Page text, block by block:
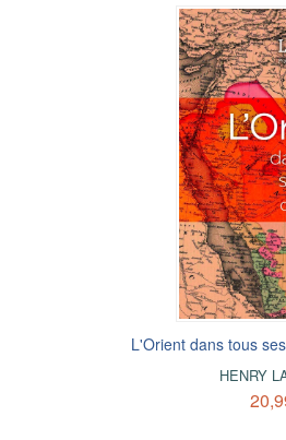
L'Orient dans tous
HENRY